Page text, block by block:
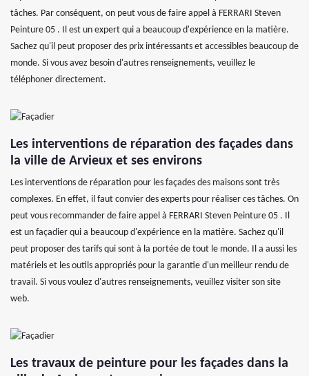
tâches. Par conséquent, on peut vous de faire appel à FERRARI Steven
Peinture 05 . Il est un expert qui a beaucoup d'expérience en la matière.
Sachez qu'il peut proposer des prix intéressants et accessibles beaucoup de
monde. Si vous avez besoin d'autres renseignements, veuillez le
téléphoner directement.
Les interventions de réparation des façades dans
la ville de Arvieux et ses environs
Les interventions de réparation pour les façades des maisons sont très
complexes. En effet, il faut convier des experts pour réaliser ces tâches. On
peut vous recommander de faire appel à FERRARI Steven Peinture 05 . Il
est un façadier qui a beaucoup d'expérience en la matière. Sachez qu'il
peut proposer des tarifs qui sont à la portée de tout le monde. Il a aussi les
matériels et les outils appropriés pour la garantie d'un meilleur rendu de
travail. Si vous voulez d'autres renseignements, veuillez visiter son site
web.
Les travaux de peinture pour les façades dans la